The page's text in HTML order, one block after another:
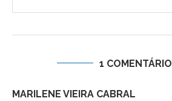
1 COMENTÁRIO
MARILENE VIEIRA CABRAL